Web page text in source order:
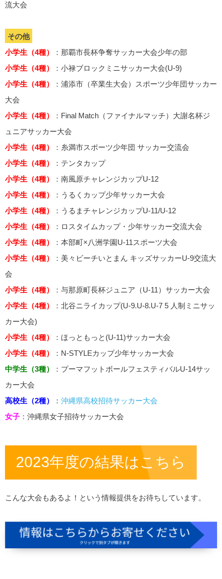
流大会
その他
小学生（4種）
：那覇市長杯争奪サッカー大会少年の部
小学生（4種）
：小禄ブロックミニサッカー大会(U-9)
小学生（4種）
：浦添市（卒業生大会）スポーツ少年団サッカー
大会
小学生（4種）
：Final Match（ファイナルマッチ）大謝名杯ジ
ュニアサッカー大会
小学生（4種）
：糸満市スポーツ少年団 サッカー交流会
小学生（4種）
：テンタカップ
小学生（4種）
：南風原チャレンジカップU-12
小学生（4種）
：うるくカップ少年サッカー大会
小学生（4種）
：うるまチャレンジカップU-11/U-12
小学生（4種）
：ロスタイムカップ・少年サッカー交流大会
小学生（4種）
：本部町×八洲学園U-11スポーツ大会
小学生（4種）
：美々ビーチいとまん キッズサッカーU-9交流大
会
小学生（4種）
：与那原町長杯ジュニア（U-11）サッカー大会
小学生（4種）
：北谷ニライカップ(U-9.U-8.U-7 5 人制ミニサッ
カー大会)
小学生（4種）
：ほっともっと(U-11)サッカー大会
小学生（4種）
：N-STYLEカップ少年サッカー大会
中学生（3種）
：プーマフットボールフェスティバルU-14サッ
カー大会
高校生（2種）
： 沖縄県高校招待サッカー大会
女子 ：沖縄県女子招待サッカー大会
2023年度の結果はこちら
こんな大会もあるよ！という情報提供をお待ちしています。